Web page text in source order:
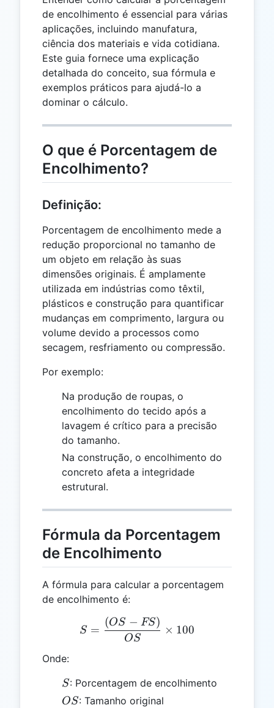
de encolhimento é essencial para várias
aplicações, incluindo manufatura,
ciência dos materiais e vida cotidiana.
Este guia fornece uma explicação
detalhada do conceito, sua fórmula e
exemplos práticos para ajudá-lo a
dominar o cálculo.
O que é Porcentagem de
Encolhimento?
Definição:
Porcentagem de encolhimento mede a
redução proporcional no tamanho de
um objeto em relação às suas
dimensões originais. É amplamente
utilizada em indústrias como têxtil,
plásticos e construção para quantificar
mudanças em comprimento, largura ou
volume devido a processos como
secagem, resfriamento ou compressão.
Por exemplo:
Na produção de roupas, o
encolhimento do tecido após a
lavagem é crítico para a precisão
do tamanho.
Na construção, o encolhimento do
concreto afeta a integridade
estrutural.
Fórmula da Porcentagem
de Encolhimento
A fórmula para calcular a porcentagem
de encolhimento é:
S = \frac{(OS -
S =
OS
(OS − FS)
× 100
Onde:
S
S: Porcentagem de encolhimento
OS
OS: Tamanho original